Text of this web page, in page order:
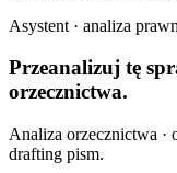
Asystent · analiza
Przeanalizuj tę
orzecznictwa.
Analiza orzecznictwa ·
drafting pism.